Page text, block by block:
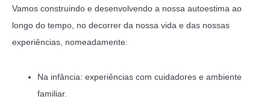
Vamos construindo e desenvolvendo a nossa autoestima ao
longo do tempo, no decorrer da nossa vida e das nossas
experiências, nomeadamente:
Na infância: experiências com cuidadores e ambiente
familiar.